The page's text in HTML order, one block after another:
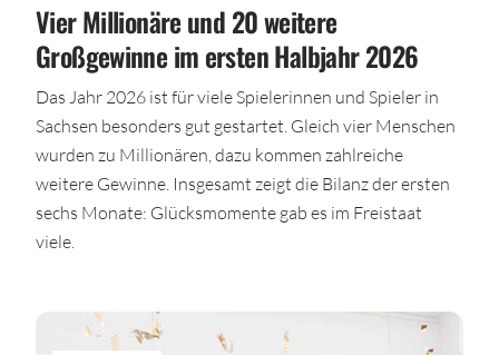
Vier Millionäre und 20 weitere
Großgewinne im ersten Halbjahr 2026
Das Jahr 2026 ist für viele Spielerinnen und Spieler in
Sachsen besonders gut gestartet. Gleich vier Menschen
wurden zu Millionären, dazu kommen zahlreiche
weitere Gewinne. Insgesamt zeigt die Bilanz der ersten
sechs Monate: Glücksmomente gab es im Freistaat
viele.